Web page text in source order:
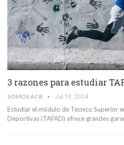
3 razones para estudiar
SOMOS ACB Jul 10, 2024
Estudiar el módulo de Técnico Superior
Deportivas (TAFAD) ofrece grandes